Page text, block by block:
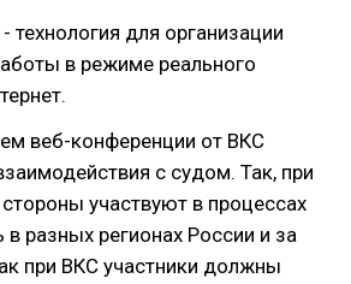
технология для организации
в режиме реального
веб-конференции от ВКС
с судом. Так, при
участвуют в процессах
разных регионах России и за
при ВКС участники должны